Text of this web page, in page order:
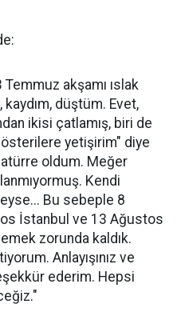
akşamı ıslak
kaydım, düştüm. Evet,
ikisi çatlamış, biri de
yetişirim" diye
oldum. Meğer
Kendi
Bu sebeple 8
İstanbul ve 13 Ağustos
zorunda kaldık.
Anlayışınız ve
ederim. Hepsi